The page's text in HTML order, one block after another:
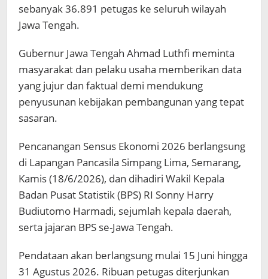
sebanyak 36.891 petugas ke seluruh wilayah
Jawa Tengah.
Gubernur Jawa Tengah Ahmad Luthfi meminta
masyarakat dan pelaku usaha memberikan data
yang jujur dan faktual demi mendukung
penyusunan kebijakan pembangunan yang tepat
sasaran.
Pencanangan Sensus Ekonomi 2026 berlangsung
di Lapangan Pancasila Simpang Lima, Semarang,
Kamis (18/6/2026), dan dihadiri Wakil Kepala
Badan Pusat Statistik (BPS) RI Sonny Harry
Budiutomo Harmadi, sejumlah kepala daerah,
serta jajaran BPS se-Jawa Tengah.
Pendataan akan berlangsung mulai 15 Juni hingga
31 Agustus 2026. Ribuan petugas diterjunkan